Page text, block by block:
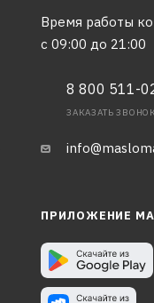
Время работы
с 09:00 до 21:00
8 800 511-
ЗАКАЗАТЬ
ПРИЛОЖЕНИЕ